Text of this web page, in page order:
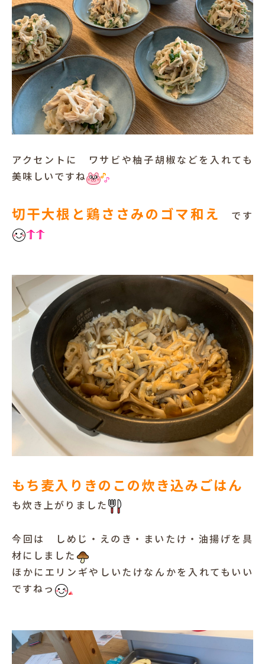
アクセントに ワサビや柚子胡椒などを入れても
美味しいですね
切干大根と鶏ささみのゴマ和え です
もち麦入りきのこの炊き込みごはん
も炊き上がりました
今回は しめじ・えのき・まいたけ・油揚げを具
材にしました
ほかにエリンギやしいたけなんかを入れてもいい
ですねっ